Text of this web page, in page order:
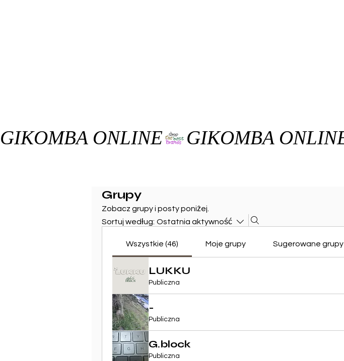
GIKOMBA ONLINE
Grupy
Zobacz grupy i posty poniżej.
Sortuj według: Ostatnia aktywność
Wszystkie (46) Moje grupy Sugerowane grupy
LUKKU
Publiczna
-
Publiczna
G.block
Publiczna